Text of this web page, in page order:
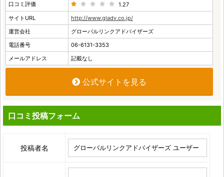
口コミ評価
1.27
サイトURL
http://www.gladv.co.jp/
運営会社
グローバルリンクアドバイザーズ
電話番号
06-6131-3353
メールアドレス
記載なし
公式サイトを見る
口コミ投稿フォーム
投稿者名